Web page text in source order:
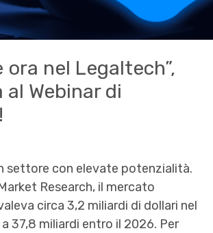
ora nel Legaltech”,
Webinar di
settore con elevate potenzialità.
Research, il mercato
circa 3,2 miliardi di dollari nel
37,8 miliardi entro il 2026. Per